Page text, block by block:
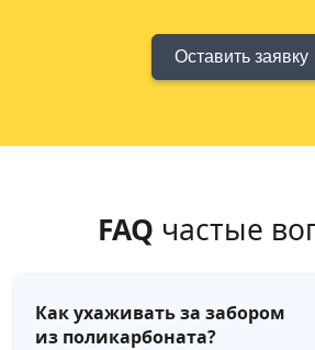
Оставить заявку
FAQ частые
Как ухаживать за забором
из поликарбоната?